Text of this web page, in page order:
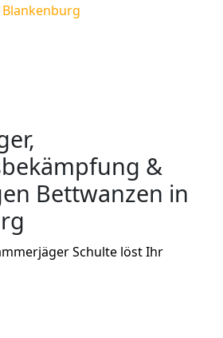
Blankenburg
&
Bettwanzen in
Schulte löst Ihr